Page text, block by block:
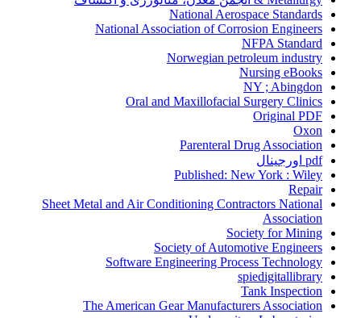
National Aerospace Standards
National Association of Corrosion Engineers
NFPA Standard
Norwegian petroleum industry
Nursing eBooks
NY ; Abingdon
Oral and Maxillofacial Surgery Clinics
Original PDF
Oxon
Parenteral Drug Association
pdf اورجینال
Published: New York : Wiley
Repair
Sheet Metal and Air Conditioning Contractors National
Association
Society for Mining
Society of Automotive Engineers
Software Engineering Process Technology
spiedigitallibrary
Tank Inspection
The American Gear Manufacturers Association